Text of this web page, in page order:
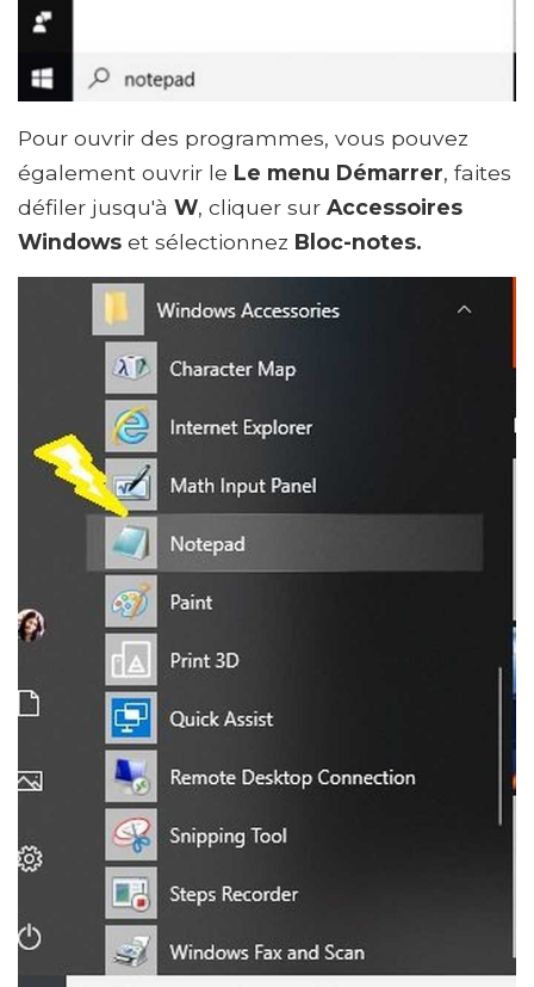
Pour ouvrir des programmes, vous pouvez
également ouvrir le Le menu Démarrer, faites
défiler jusqu'à W, cliquer sur Accessoires
Windows et sélectionnez Bloc-notes.